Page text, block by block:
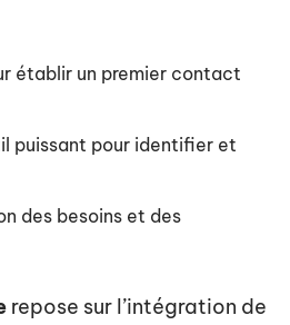
établir un premier contact
puissant pour identifier et
des besoins et des
repose sur l’intégration de